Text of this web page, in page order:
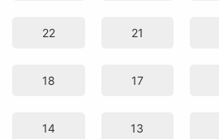
22 21
18 17
14 13